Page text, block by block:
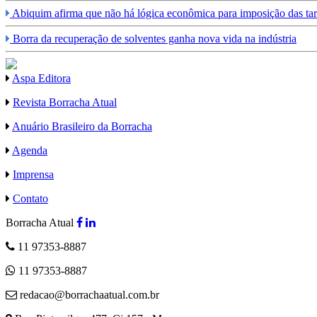
Abiquim afirma que não há lógica econômica para imposição das
Borra da recuperação de solventes ganha nova vida na indústria
Aspa Editora
Revista Borracha Atual
Anuário Brasileiro da Borracha
Agenda
Imprensa
Contato
Borracha Atual
11 97353-8887
11 97353-8887
redacao@borrachaatual.com.br